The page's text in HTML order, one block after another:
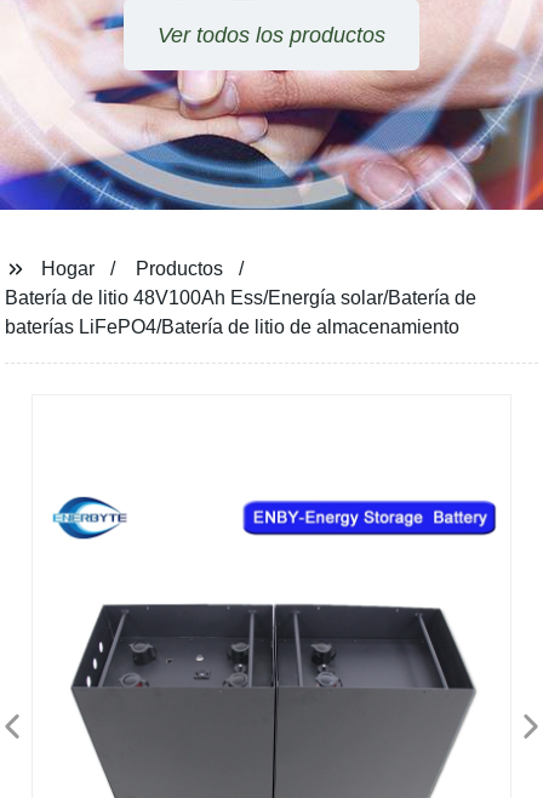
Ver todos los productos
Hogar
Productos
Batería de litio 48V100Ah Ess/Energía solar/Batería de
baterías LiFePO4/Batería de litio de almacenamiento